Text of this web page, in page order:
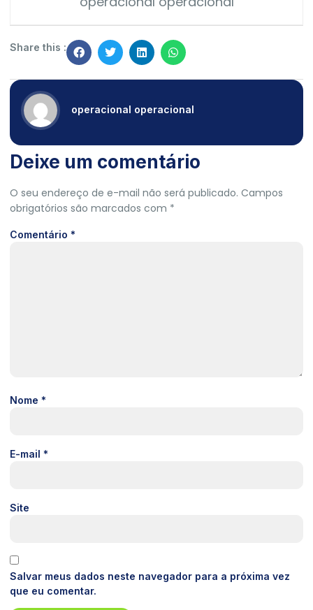
Share this :
operacional operacional
Deixe um comentário
O seu endereço de e-mail não será publicado. Campos
obrigatórios são marcados com *
Comentário *
Nome *
E-mail *
Site
Salvar meus dados neste navegador para a próxima vez
que eu comentar.